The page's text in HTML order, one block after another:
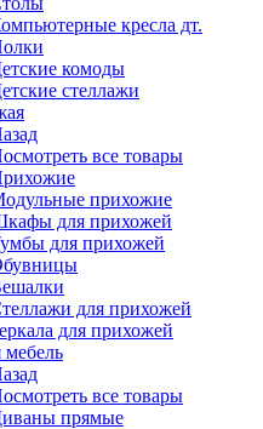
кресла дт.
комоды
стеллажи
все товары
прихожие
для прихожей
для прихожей
для прихожей
для прихожей
все товары
прямые